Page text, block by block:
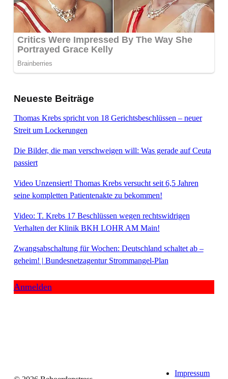
Neueste Beiträge
Thomas Krebs spricht von 18 Gerichtsbeschlüssen – neuer
Streit um Lockerungen
Die Bilder, die man verschweigen will: Was gerade auf Ceuta
passiert
Video Unzensiert! Thomas Krebs versucht seit 6,5 Jahren
seine kompletten Patientenakte zu bekommen!
Video: T. Krebs 17 Beschlüssen wegen rechtswidrigen
Verhalten der Klinik BKH LOHR AM Main!
Zwangsabschaltung für Wochen: Deutschland schaltet ab –
geheim! | Bundesnetzagentur Strommangel-Plan
Anmelden
Impressum